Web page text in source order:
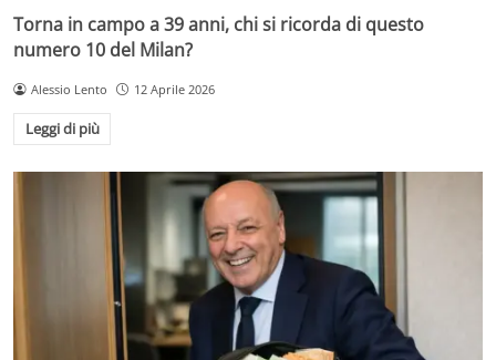
Torna in campo a 39 anni, chi si ricorda di questo
numero 10 del Milan?
Alessio Lento 12 Aprile 2026
Leggi di più